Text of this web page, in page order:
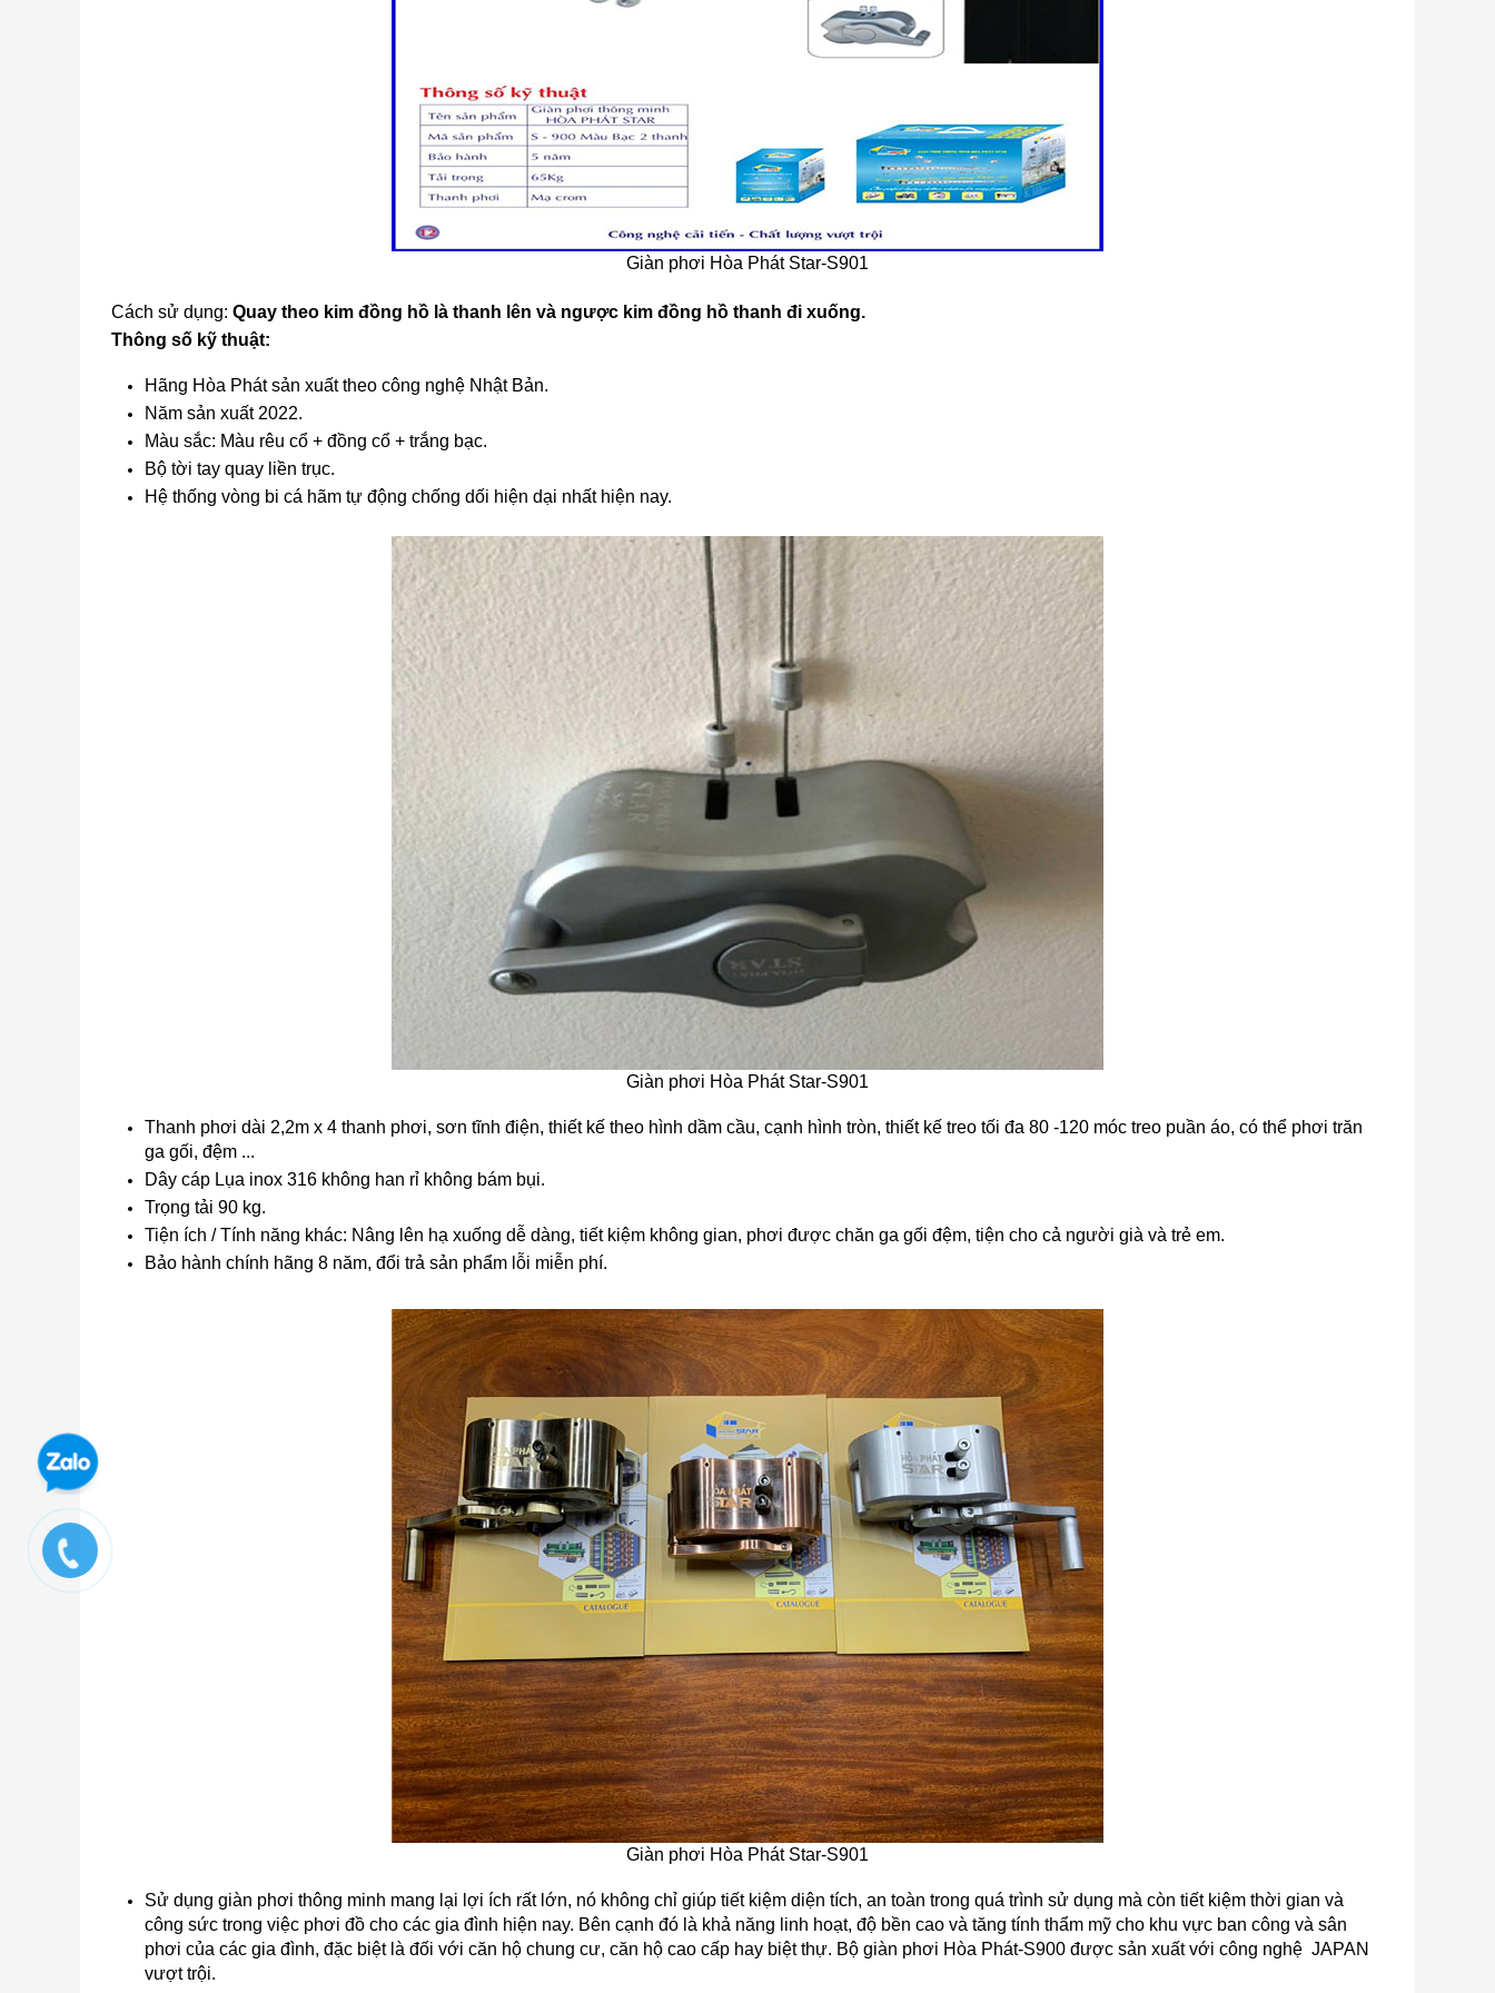
Giàn phơi Hòa Phát Star-S901
Cách sử dụng: Quay theo kim đồng hồ là thanh lên và ngược kim đồng hồ thanh đi xuống.
Thông số kỹ thuật:
Hãng Hòa Phát sản xuất theo công nghệ Nhật Bản.
Năm sản xuất 2022.
Màu sắc: Màu rêu cổ + đồng cổ + trắng bạc.
Bộ tời tay quay liền trục.
Hệ thống vòng bi cá hãm tự động chống dối hiện dại nhất hiện nay.
Giàn phơi Hòa Phát Star-S901
Thanh phơi dài 2,2m x 4 thanh phơi, sơn tĩnh điện, thiết kế theo hình dầm cầu, cạnh hình tròn, thiết kế treo tối đa 80 -120 móc treo puần áo, có thể phơi trăn
ga gối, đệm ...
Dây cáp Lụa inox 316 không han rỉ không bám bụi.
Trọng tải 90 kg.
Tiện ích / Tính năng khác: Nâng lên hạ xuống dễ dàng, tiết kiệm không gian, phơi được chăn ga gối đệm, tiện cho cả người già và trẻ em.
Bảo hành chính hãng 8 năm, đổi trả sản phẩm lỗi miễn phí.
Giàn phơi Hòa Phát Star-S901
Sử dụng giàn phơi thông minh mang lại lợi ích rất lớn, nó không chỉ giúp tiết kiệm diện tích, an toàn trong quá trình sử dụng mà còn tiết kiệm thời gian và
công sức trong việc phơi đồ cho các gia đình hiện nay. Bên cạnh đó là khả năng linh hoạt, độ bền cao và tăng tính thẩm mỹ cho khu vực ban công và sân
phơi của các gia đình, đặc biệt là đối với căn hộ chung cư, căn hộ cao cấp hay biệt thự. Bộ giàn phơi Hòa Phát-S900 được sản xuất với công nghệ JAPAN
vượt trội.